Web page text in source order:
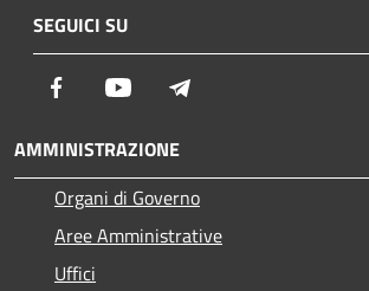
SEGUICI SU
Facebook Youtube
AMMINISTRAZIONE
Organi di Governo
Aree Amministrative
Uffici